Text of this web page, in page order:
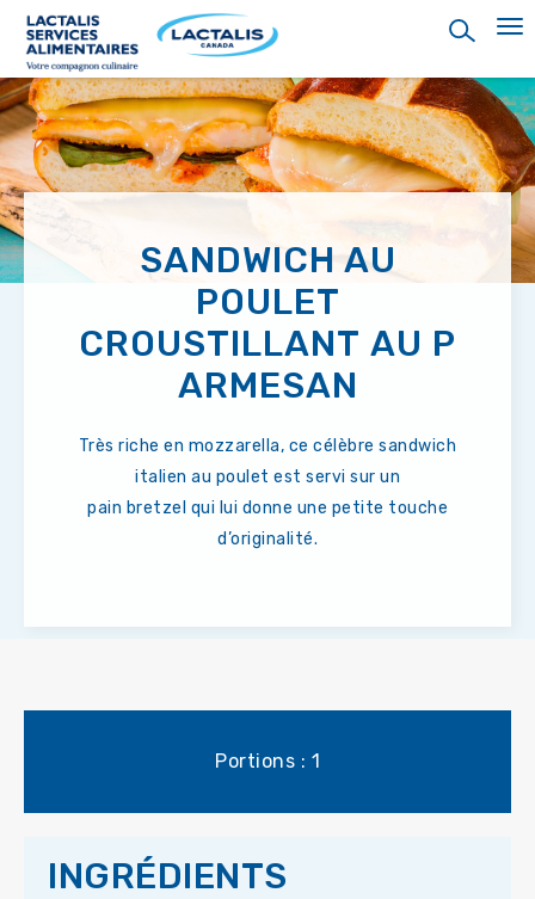
main
content
SANDWICH AU
POULET
CROUSTILLANT AU P
ARMESAN
Très riche en mozzarella, ce célèbre sandwich
italien au poulet est servi sur un
pain bretzel qui lui donne une petite touche
d’originalité.
Portions : 1
INGRÉDIENTS